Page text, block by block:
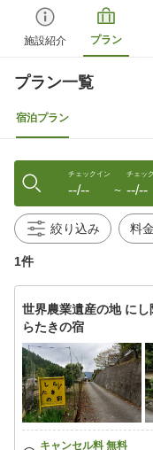
施設紹介 プラン
プラン一覧
宿泊プラン
チェックイン
--/-- 〜
チェッ
--/--
絞り込み
1件
世界農業遺産の地 に
らたきの宿